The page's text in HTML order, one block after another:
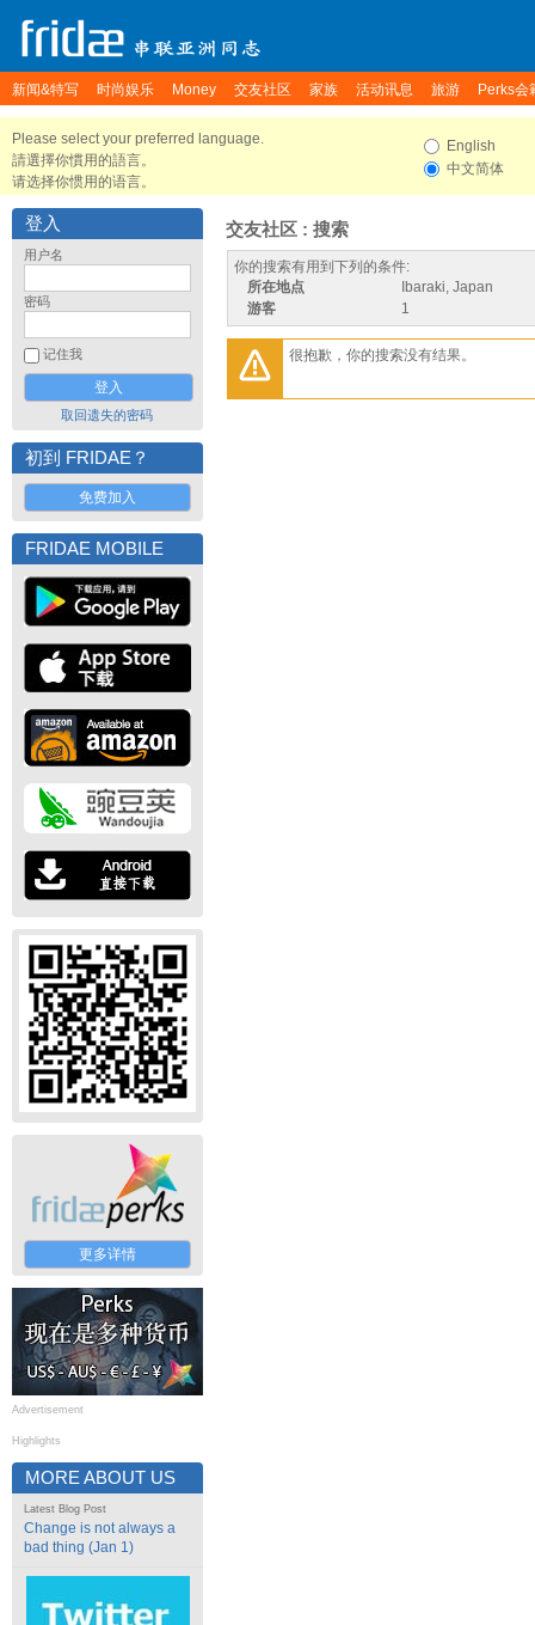
新闻&特写 时尚娱乐 Money 交友社区 家族 活动讯息 旅游 Perks会
Please select your preferred language.
請選擇你慣用的語言。
请选择你惯用的语言。
English
中文简体
登入
用户名
密码
记住我
取回遗失的密码
初到 FRIDAE？
免费加入
FRIDAE MOBILE
更多详情
Advertisement
Highlights
MORE ABOUT US
Latest Blog Post
Change is not always a
bad thing (Jan 1)
交友社区 : 搜索
你的搜索有用到下列的条件:
所在地点
Ibaraki, Japan
游客
1
很抱歉，你的搜索没有结果。